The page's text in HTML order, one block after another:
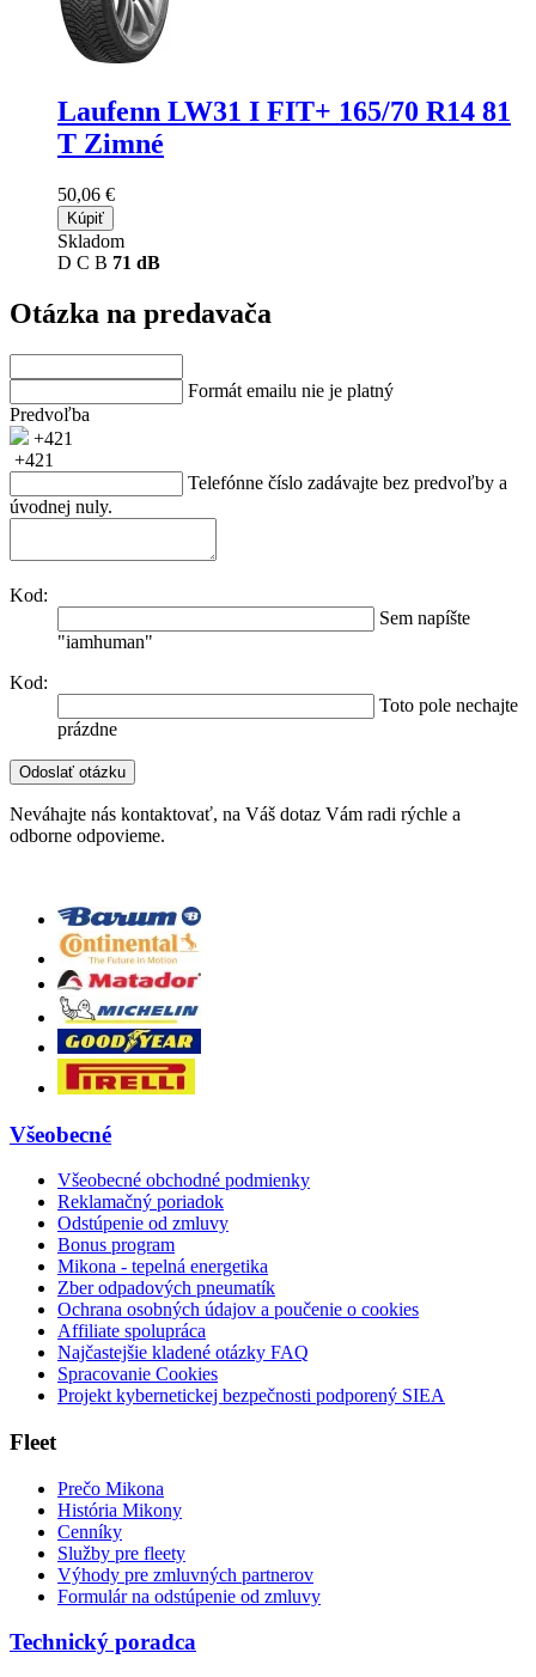
Laufenn LW31 I FIT+ 165/70 R14 81
T Zimné
50,06 €
Kúpiť
Skladom
D C B 71 dB
Otázka na predavača
Formát emailu nie je platný
Predvoľba
+421
+421
Telefónne číslo zadávajte bez predvoľby a
úvodnej nuly.
Kod:
Sem napíšte
"iamhuman"
Kod:
Toto pole nechajte
prázdne
Neváhajte nás kontaktovať, na Váš dotaz Vám radi rýchle a
odborne odpovieme.
Všeobecné
Všeobecné obchodné podmienky
Reklamačný poriadok
Odstúpenie od zmluvy
Bonus program
Mikona - tepelná energetika
Zber odpadových pneumatík
Ochrana osobných údajov a poučenie o cookies
Affiliate spolupráca
Najčastejšie kladené otázky FAQ
Spracovanie Cookies
Projekt kybernetickej bezpečnosti podporený SIEA
Fleet
Prečo Mikona
História Mikony
Cenníky
Služby pre fleety
Výhody pre zmluvných partnerov
Formulár na odstúpenie od zmluvy
Technický poradca